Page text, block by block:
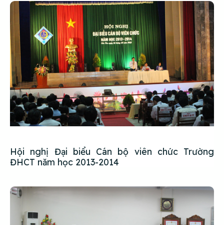
Hội nghị Đại biểu Cán bộ viên chức Trường
ĐHCT năm học 2013-2014